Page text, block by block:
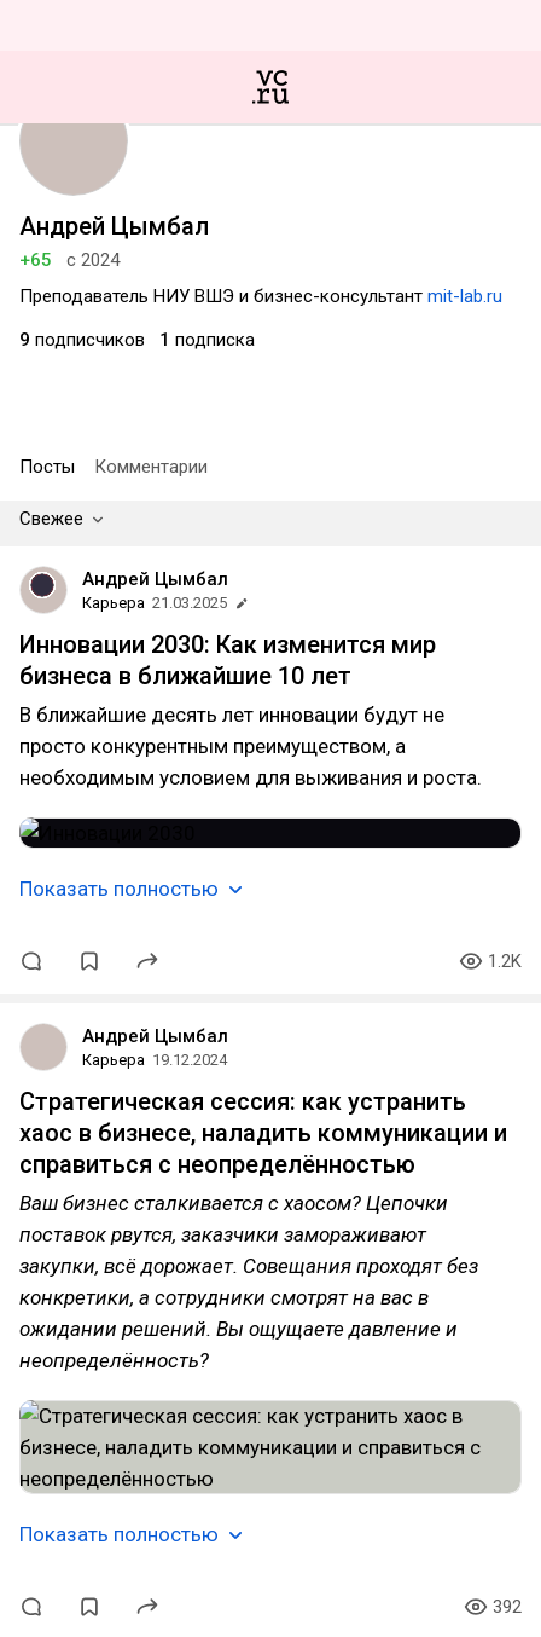
Андрей Цымбал
+65
с 2024
Преподаватель НИУ ВШЭ и бизнес-консультант mit-lab.ru
9 подписчиков 1 подписка
Посты Комментарии
Свежее
Андрей Цымбал
Карьера 21.03.2025
Инновации 2030: Как изменится мир
бизнеса в ближайшие 10 лет
В ближайшие десять лет инновации будут не
просто конкурентным преимуществом, а
необходимым условием для выживания и роста.
Показать полностью
1.2K
Андрей Цымбал
Карьера 19.12.2024
Стратегическая сессия: как устранить
хаос в бизнесе, наладить коммуникации и
справиться с неопределённостью
Ваш бизнес сталкивается с хаосом? Цепочки
поставок рвутся, заказчики замораживают
закупки, всё дорожает. Совещания проходят без
конкретики, а сотрудники смотрят на вас в
ожидании решений. Вы ощущаете давление и
неопределённость?
Показать полностью
392